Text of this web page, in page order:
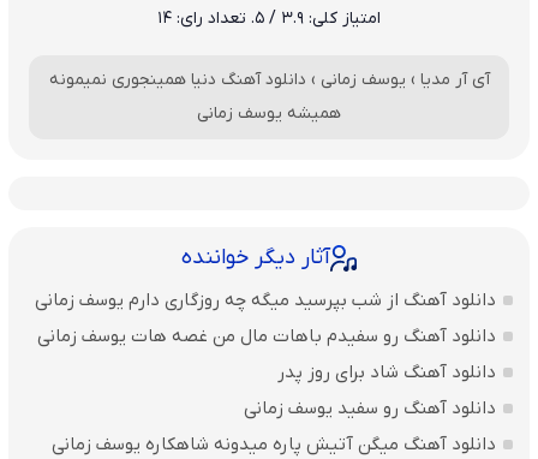
امتیاز کلی: 3.9 / 5. تعداد رای: 14
آی آر مدیا › یوسف زمانی › دانلود آهنگ دنیا همینجوری نمیمونه
همیشه یوسف زمانی
آثار دیگر خواننده
دانلود آهنگ از شب بپرسید میگه چه روزگاری دارم یوسف زمانی
دانلود آهنگ رو سفیدم باهات مال من غصه هات یوسف زمانی
دانلود آهنگ شاد برای روز پدر
دانلود آهنگ رو سفید یوسف زمانی
دانلود آهنگ میگن آتیش پاره میدونه شاهکاره یوسف زمانی